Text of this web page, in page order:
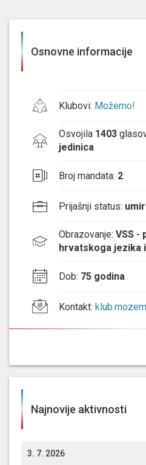
Osnovne informacije
Klubovi: Možemo!
Osvojila 1403
jedinica
Broj mandata: 2
Prijašnji status:
Obrazovanje: VSS -
hrvatskoga jezika
Dob: 75 godina
Kontakt:
Najnovije aktivnosti
3. 7. 2026